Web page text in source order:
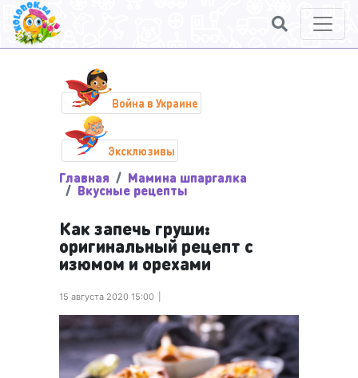
Война в Украине
Эксклюзивы
Главная Мамина шпаргалка
Вкусные рецепты
Как запечь груши:
оригинальный рецепт с
изюмом и орехами
15 августа 2020 15:00